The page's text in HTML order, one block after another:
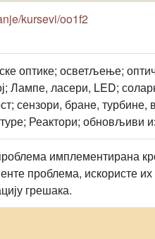
kursevi/oo1f2
оптике; осветљење;
Лампе, ласери, LED;
сензори, бранe,
Реактори; обновљиви
имплементирана
проблема, искористе
грешака.